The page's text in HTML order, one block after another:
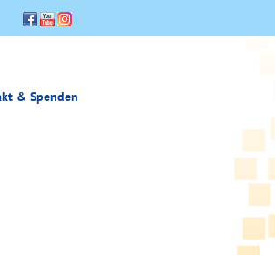
& Spenden